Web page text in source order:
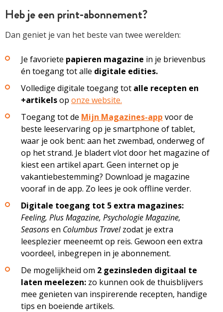
Heb je een print-abonnement?
Dan geniet je van het beste van twee werelden:
Je favoriete papieren magazine in je brievenbus
én toegang tot alle digitale edities.
Volledige digitale toegang tot alle recepten en
+artikelsop onze website.
Toegang tot de Mijn Magazines-app voor de
beste leeservaring op je smartphone of tablet,
waar je ook bent: aan het zwembad, onderweg of
op het strand. Je bladert vlot door het magazine of
kiest een artikel apart. Geen internet op je
vakantiebestemming? Download je magazine
vooraf in de app. Zo lees je ook offline verder.
Digitale toegang tot 5 extra magazines:
Feeling, Plus Magazine, Psychologie Magazine,
Seasonsen Columbus Travelzodat je extra
leesplezier meeneemt op reis. Gewoon een extra
voordeel, inbegrepen in je abonnement.
De mogelijkheid om 2 gezinsleden digitaal te
laten meelezen: zo kunnen ook de thuisblijvers
mee genieten van inspirerende recepten, handige
tips en boeiende artikels.